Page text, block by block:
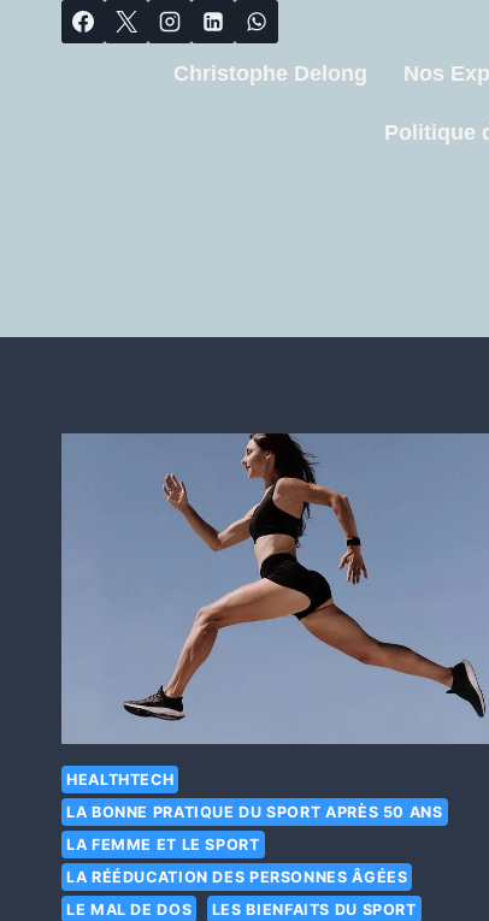
Christophe Delong Nos
Politique
HEALTHTECH
LA BONNE PRATIQUE DU SPORT APRÈS 50 ANS
LA FEMME ET LE SPORT
LA RÉÉDUCATION DES PERSONNES ÂGÉES
LE MAL DE DOS
LES BIENFAITS DU SPORT